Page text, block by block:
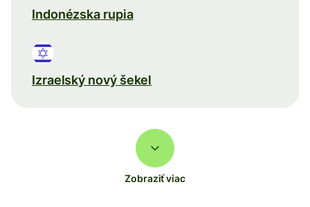
Indonézska rupia
Izraelský nový šekel
Zobraziť viac